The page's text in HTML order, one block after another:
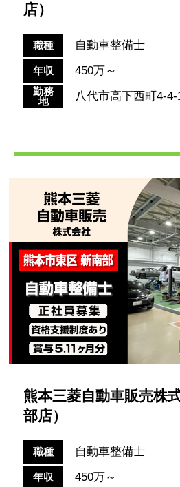
店）
職種 自動車整備士
年収 450万～
勤務
地
八代市高下西町4-4-
熊本三菱自動車販売株
部店）
職種 自動車整備士
年収 450万～